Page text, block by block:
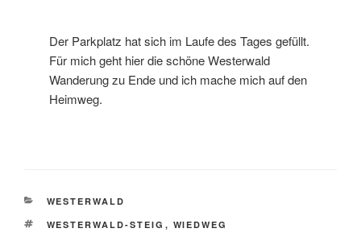
Der Parkplatz hat sich im Laufe des Tages gefüllt.
Für mich geht hier die schöne Westerwald
Wanderung zu Ende und ich mache mich auf den
Heimweg.
KATEGORIEN
WESTERWALD
SCHLAGWÖRTER
WESTERWALD-STEIG , WIEDWEG